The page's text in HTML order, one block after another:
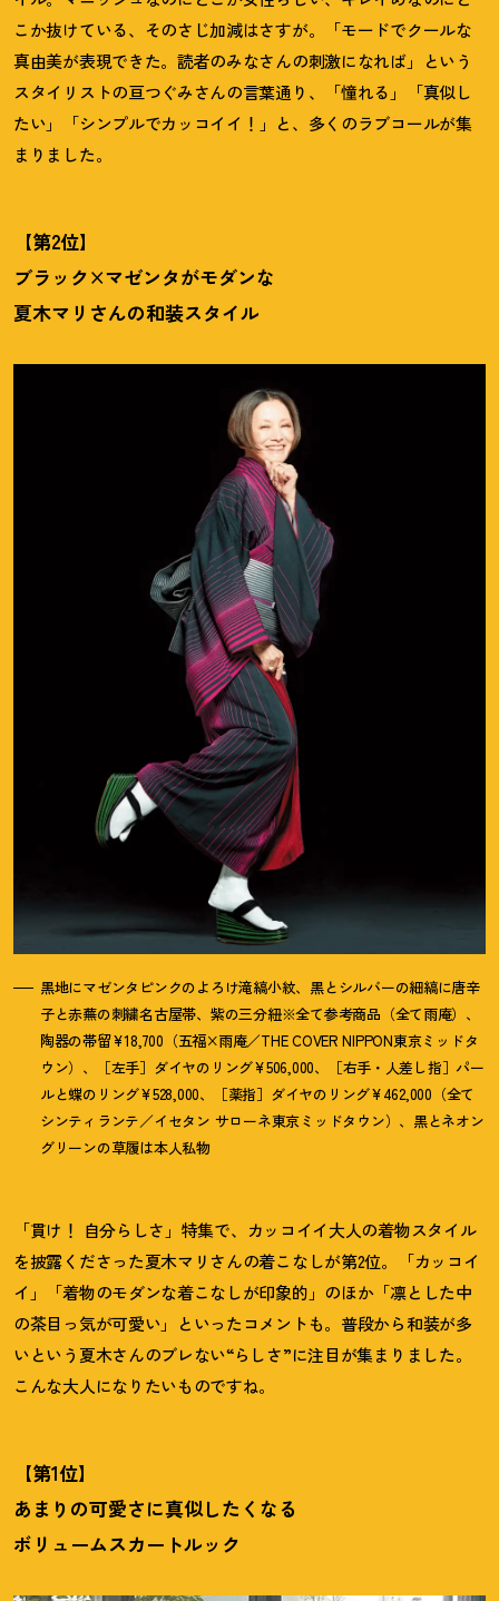
こか抜けている、そのさじ加減はさすが。「モードでクールな
真由美が表現できた。読者のみなさんの刺激になれば」という
スタイリストの亘つぐみさんの言葉通り、「憧れる」「真似し
たい」「シンプルでカッコイイ ！ 」と、多くのラブコールが集
まりました。
【第2位】
ブラック×マゼンタがモダンな
夏木マリさんの和装スタイル
黒地にマゼンタピンクのよろけ滝縞小紋、黒とシルバーの細縞に唐辛
子と赤蕪の刺繍名古屋帯、紫の三分紐※全て参考商品（全て雨庵）、
陶器の帯留¥18,700（五福×雨庵／THE COVER NIPPON東京ミッドタ
ウン）、［左手］ダイヤのリング¥506,000、［右手・人差し指］パー
ルと蝶のリング¥528,000、［薬指］ダイヤのリング¥462,000（全て
シンティランテ／イセタン サローネ東京ミッドタウン）、黒とネオン
グリーンの草履は本人私物
「貫け ！ 自分らしさ」特集で、カッコイイ大人の着物スタイル
を披露くださった夏木マリさんの着こなしが第2位。「カッコイ
イ」「着物のモダンな着こなしが印象的」のほか「凛とした中
の茶目っ気が可愛い」といったコメントも。普段から和装が多
いという夏木さんのブレない“らしさ”に注目が集まりました。
こんな大人になりたいものですね。
【第1位】
あまりの可愛さに真似したくなる
ボリュームスカートルック